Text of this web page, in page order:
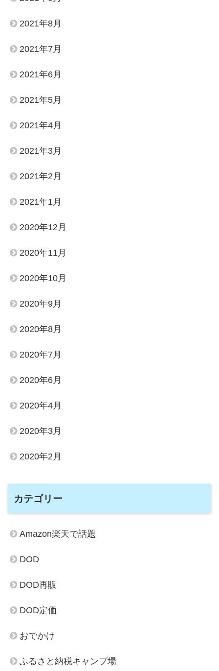
2021年8月
2021年7月
2021年6月
2021年5月
2021年4月
2021年3月
2021年2月
2021年1月
2020年12月
2020年11月
2020年10月
2020年9月
2020年8月
2020年7月
2020年6月
2020年4月
2020年3月
2020年2月
カテゴリー
Amazon楽天で話題
DOD
DOD再販
DOD定価
おでかけ
ふるさと納税キャンプ場